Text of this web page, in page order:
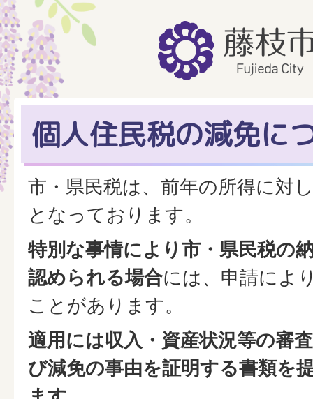
個人住民税の減免に
市・県民税は、前年の所得に対
となっております。
特別な事情により市・県民税の
認められる場合には、申請によ
ことがあります。
適用には収入・資産状況等の審
び減免の事由を証明する書類を